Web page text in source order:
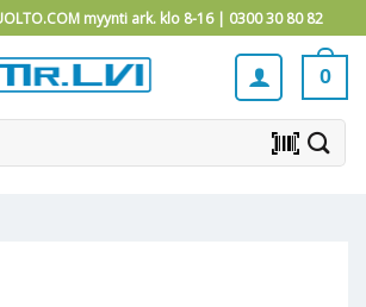
myynti ark. klo 8-16 | 0300 30 80 82
0
barcode_scanner